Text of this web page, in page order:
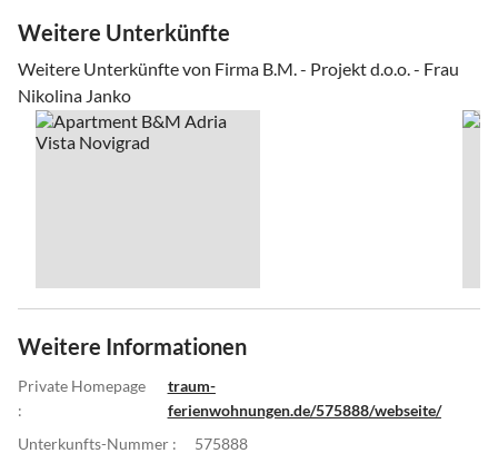
Weitere Unterkünfte
Weitere Unterkünfte von Firma B.M. - Projekt d.o.o. - Frau
Nikolina Janko
Weitere Informationen
Private Homepage
:
traum-
ferienwohnungen.de/575888/webseite/
Unterkunfts-Nummer :
575888